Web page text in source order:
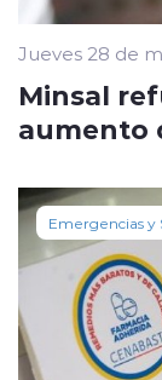
Jueves 28 de
Minsal
aumento
Emergencias y